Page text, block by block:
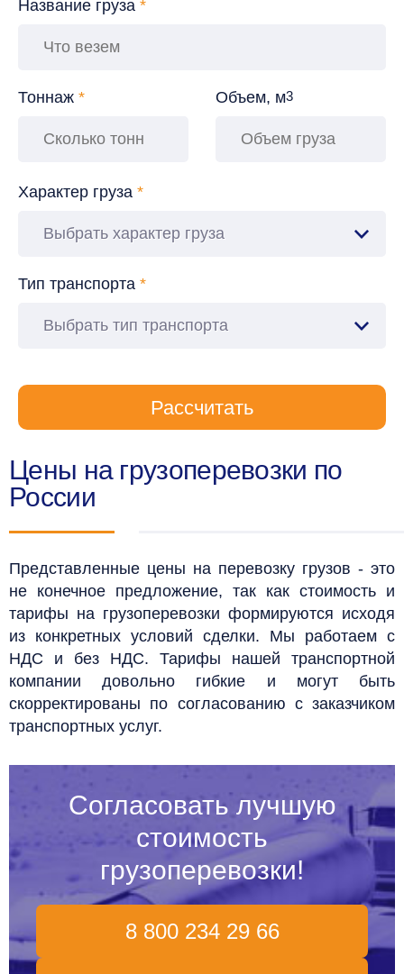
Название груза *
Тоннаж * Объем, м3
Характер груза *
Выбрать характер груза
Тип транспорта *
Выбрать тип транспорта
Рассчитать
Цены на грузоперевозки по
России
Представленные цены на перевозку грузов - это
не конечное предложение, так как стоимость и
тарифы на грузоперевозки формируются исходя
из конкретных условий сделки.
Мы работаем с
НДС и без НДС. Тарифы нашей транспортной
компании довольно гибкие и могут быть
скорректированы по согласованию с заказчиком
транспортных услуг.
Согласовать лучшую
стоимость
грузоперевозки!
8 800 234 29 66